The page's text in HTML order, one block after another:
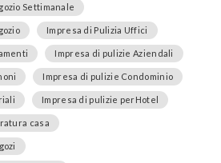
Settimanale
Impresa di Pulizia Uffici
Impresa di pulizie Aziendali
Impresa di pulizie Condominio
Impresa di pulizie perHotel
casa